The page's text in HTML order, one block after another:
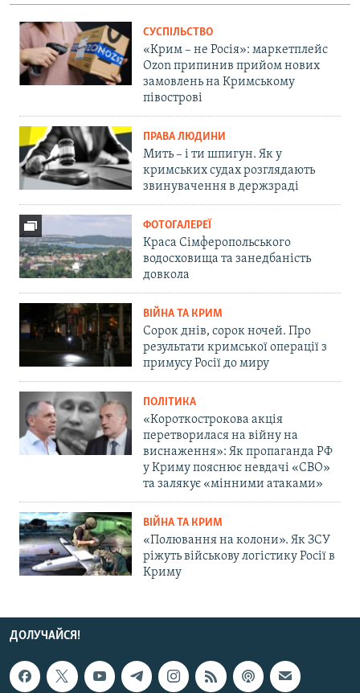
СУСПІЛЬСТВО
«Крим – не Росія»: маркетплейс
Ozon припинив прийом нових
замовлень на Кримському
півострові
ПРАВА ЛЮДИНИ
Мить – і ти шпигун. Як у
кримських судах розглядають
звинувачення в держзраді
ФОТОГАЛЕРЕЇ
Краса Сімферопольського
водосховища та занедбаність
довкола
ВІЙНА ТА КРИМ
Сорок днів, сорок ночей. Про
результати кримської операції з
примусу Росії до миру
ПОЛІТИКА
«Короткострокова акція
перетворилася на війну на
виснаження»: Як пропаганда РФ
у Криму пояснює невдачі «СВО»
та залякує «мінними атаками»
ВІЙНА ТА КРИМ
«Полювання на колони». Як ЗСУ
ріжуть військову логістику Росії в
Криму
ДОЛУЧАЙСЯ!